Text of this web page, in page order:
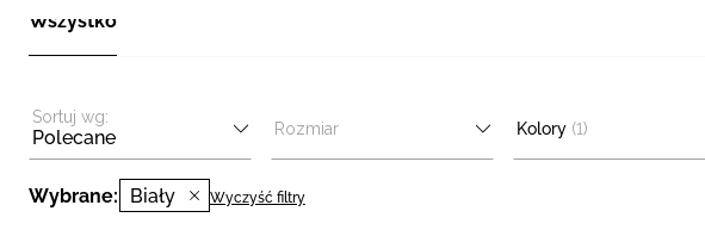
Wszystko
Sortuj wg:
Polecane Rozmiar Kolory (1)
Wybrane: Biały Wyczyść filtry